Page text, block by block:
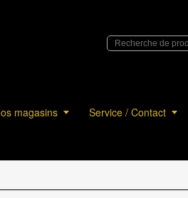
magasins Service / Contact